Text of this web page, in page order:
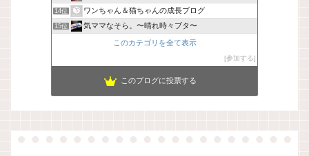
14位 ワンちゃん＆猫ちゃんの成長ブログ
15位 気ママなそら。〜晴れ時々ブタ〜
このカテゴリを全て表示
参加する
このブログに投票する